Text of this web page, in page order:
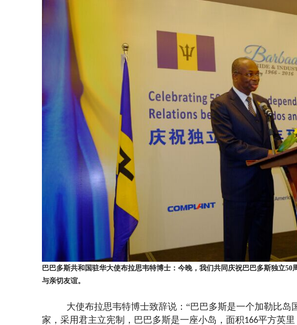
巴巴多斯共和国驻华大使布拉思韦特博士：今晚，我们共同庆祝巴巴多斯独立
与亲切友谊。
大使布拉思韦特博士致辞说： “巴巴多斯是一个加勒比岛
家，采用君主立宪制，巴巴多斯是一座小岛，面积166平方英里